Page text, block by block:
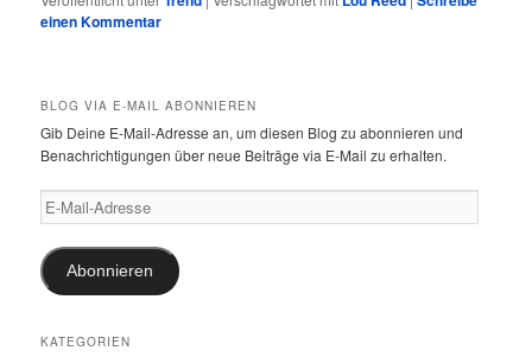
einen Kommentar
BLOG VIA E-MAIL ABONNIEREN
Gib Deine E-Mail-Adresse an, um diesen Blog zu abonnieren und
Benachrichtigungen über neue Beiträge via E-Mail zu erhalten.
E-
Mail-
Adresse
Abonnieren
KATEGORIEN